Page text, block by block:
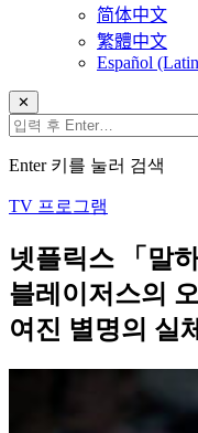
简体中文
繁體中文
Español
✕
Enter 키를 눌러 검색
TV 프로그램
넷플릭스 「말
블레이저스의
여진 별명의 실체